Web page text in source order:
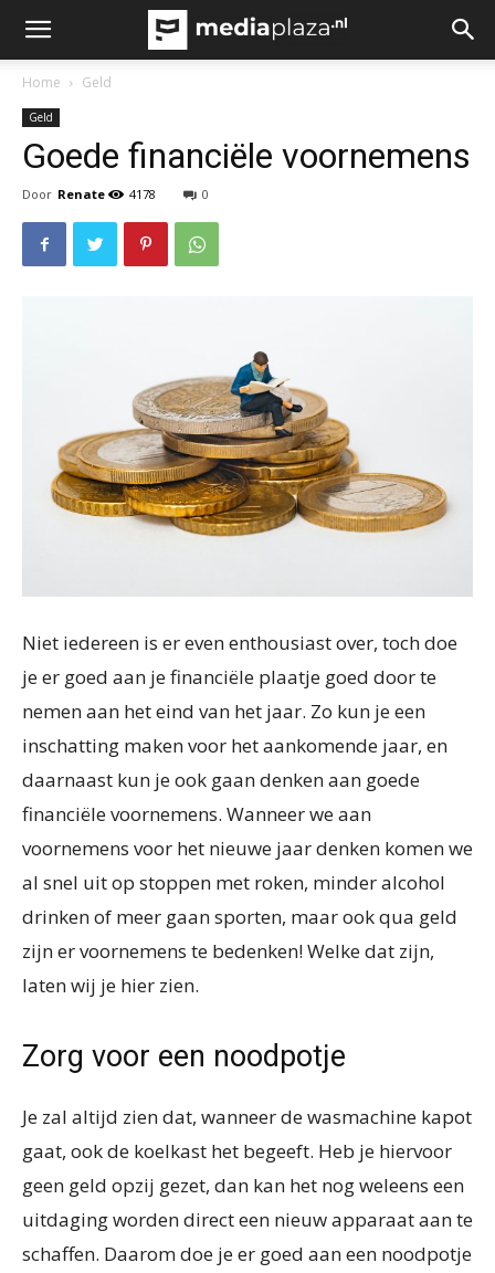
Home Geld
Geld
Goede financiële voornemens
Door Renate 4178 0
Niet iedereen is er even enthousiast over, toch doe
je er goed aan je financiële plaatje goed door te
nemen aan het eind van het jaar. Zo kun je een
inschatting maken voor het aankomende jaar, en
daarnaast kun je ook gaan denken aan goede
financiële voornemens. Wanneer we aan
voornemens voor het nieuwe jaar denken komen we
al snel uit op stoppen met roken, minder alcohol
drinken of meer gaan sporten, maar ook qua geld
zijn er voornemens te bedenken! Welke dat zijn,
laten wij je hier zien.
Zorg voor een noodpotje
Je zal altijd zien dat, wanneer de wasmachine kapot
gaat, ook de koelkast het begeeft. Heb je hiervoor
geen geld opzij gezet, dan kan het nog weleens een
uitdaging worden direct een nieuw apparaat aan te
schaffen. Daarom doe je er goed aan een noodpotje